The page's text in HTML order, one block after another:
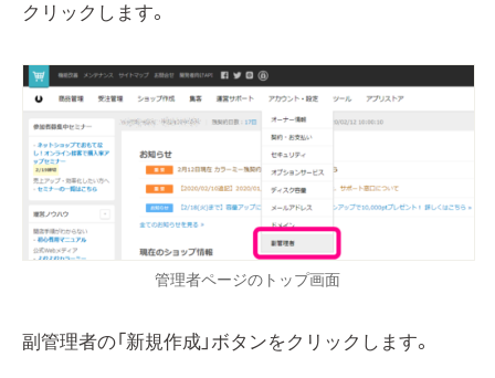
クリックします。
管理者ページのトップ画面
副管理者の「新規作成」ボタンをクリックします。